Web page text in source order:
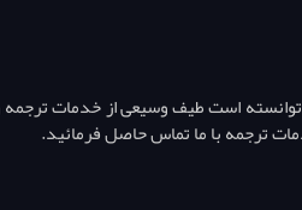
است طیف وسیعی از خدمات ترجمه
ترجمه با ما تماس حاصل فرمائید.